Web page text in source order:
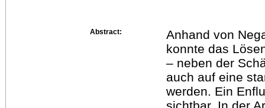
Abstract:
Anhand von
konnte das
– neben der
auch auf eine
werden. Ein
sichtbar. In der